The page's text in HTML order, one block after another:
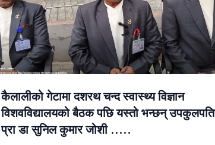
कैलालीको गेटामा दशरथ चन्द स्वास्थ्य विज्ञान
विशवविद्यालयको बैठक पछि यस्तो भन्छन् उपकुलपति
प्रा डा सुनिल कुमार जोशी …..